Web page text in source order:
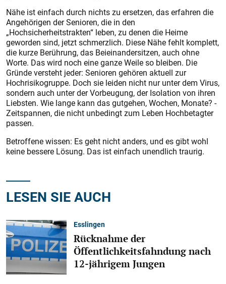
Nähe ist einfach durch nichts zu ersetzen, das erfahren die
Angehörigen der Senioren, die in den
„Hochsicherheitstrakten“ leben, zu denen die Heime
geworden sind, jetzt schmerzlich. Diese Nähe fehlt komplett,
die kurze Berührung, das Beieinandersitzen, auch ohne
Worte. Das wird noch eine ganze Weile so bleiben. Die
Gründe versteht jeder: Senioren gehören aktuell zur
Hochrisikogruppe. Doch sie leiden nicht nur unter dem Virus,
sondern auch unter der Vorbeugung, der Isolation von ihren
Liebsten. Wie lange kann das gutgehen, Wochen, Monate? -
Zeitspannen, die nicht unbedingt zum Leben Hochbetagter
passen.
Betroffene wissen: Es geht nicht anders, und es gibt wohl
keine bessere Lösung. Das ist einfach unendlich traurig.
LESEN SIE AUCH
Esslingen
Rücknahme der
Öffentlichkeitsfahndung nach
12-jährigem Jungen